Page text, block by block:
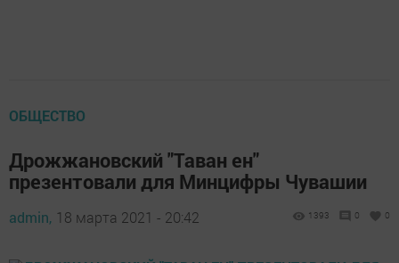
ОБЩЕСТВО
Дрожжановский "Таван ен"
презентовали для Минцифры Чувашии
admin, 18 марта 2021 - 20:42 1393 0 0